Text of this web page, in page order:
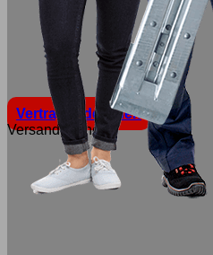
Vertrag widerrufen
Versandpartner